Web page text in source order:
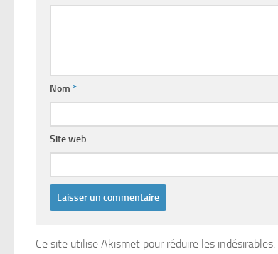
Nom *
Site web
Ce site utilise Akismet pour réduire les indésirables.